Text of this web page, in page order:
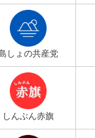
しょの共産党
しんぶん赤旗